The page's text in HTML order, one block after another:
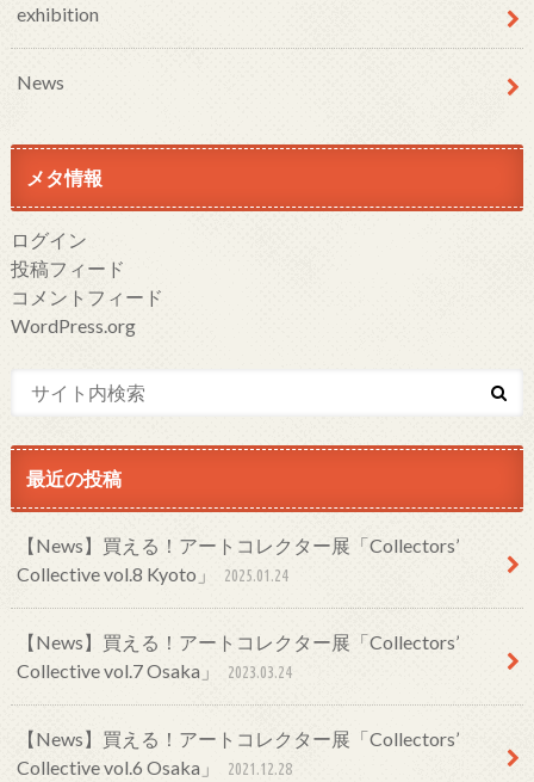
exhibition
News
メタ情報
ログイン
投稿フィード
コメントフィード
WordPress.org
最近の投稿
【News】買える！アートコレクター展「Collectors’
Collective vol.8 Kyoto」
2025.01.24
【News】買える！アートコレクター展「Collectors’
Collective vol.7 Osaka」
2023.03.24
【News】買える！アートコレクター展「Collectors’
Collective vol.6 Osaka」
2021.12.28